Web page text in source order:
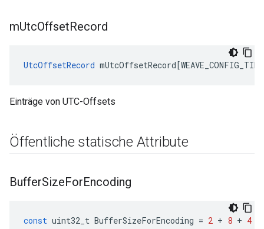
mUtcOffsetRecord
UtcOffsetRecord mUtcOffsetRecord[
Einträge von UTC-Offsets
Öffentliche statische Attribute
BufferSizeForEncoding
const uint32_t BufferSizeForEncoding = 2 + 8 + 4